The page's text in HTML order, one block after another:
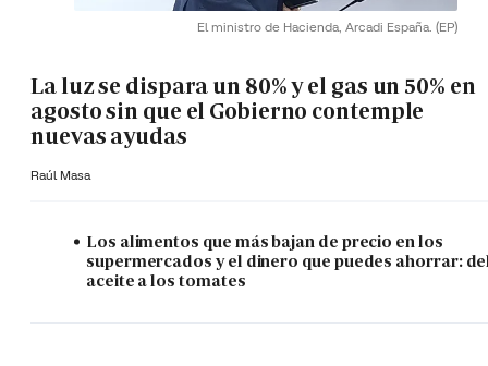
El ministro de Hacienda, Arcadi España. (EP)
La luz se dispara un 80% y el gas un 50% en
agosto sin que el Gobierno contemple
nuevas ayudas
Raúl Masa
Los alimentos que más bajan de precio en los
supermercados y el dinero que puedes ahorrar:
aceite a los tomates